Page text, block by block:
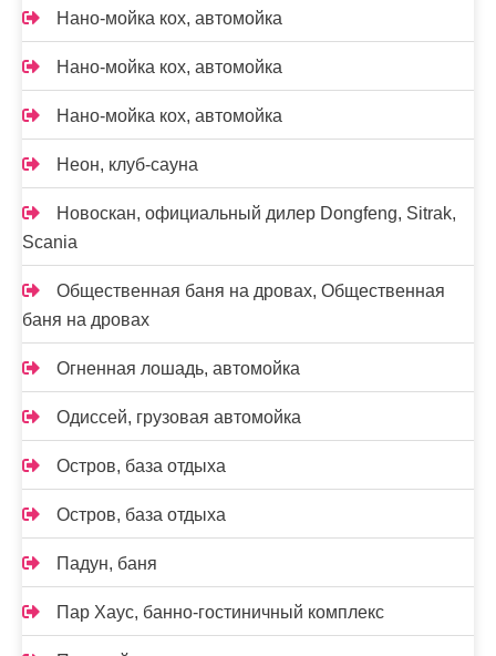
Нано-мойка кох, автомойка
Нано-мойка кох, автомойка
Нано-мойка кох, автомойка
Неон, клуб-сауна
Новоcкан, официальный дилер Dongfeng, Sitrak,
Scania
Общественная баня на дровах, Общественная
баня на дровах
Огненная лошадь, автомойка
Одиссей, грузовая автомойка
Остров, база отдыха
Остров, база отдыха
Падун, баня
Пар Хаус, банно-гостиничный комплекс